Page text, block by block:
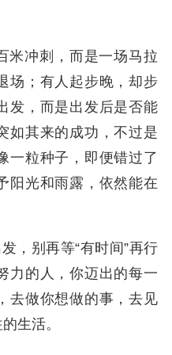
米冲刺，而是一场马拉
场；有人起步晚，却步
发，而是出发后是否能
如其来的成功，不过是
一粒种子，即便错过了
阳光和雨露，依然能在
，别再等“有时间”再行
力的人，你迈出的每一
去做你想做的事，去见
生活。